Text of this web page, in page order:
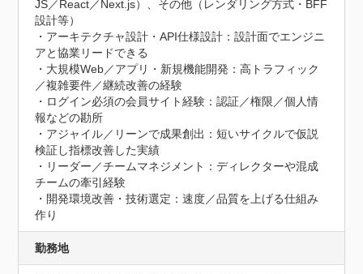
JS／React／Next.js）、その他（レンダリング方式・BFF
設計等）
・アーキテクチャ設計・API仕様設計：設計面でエンジニ
アと協業リードできる
・大規模Web／アプリ・新規機能開発：高トラフィック
／複雑要件／継続改善の経験
・ログイン必須の会員サイト経験：認証／権限／個人情
報などの勘所
・アジャイル／リーンで成果創出：短いサイクルで仮説
検証し指標改善した実績
・リーダー／チームマネジメント：ディレクターや混成
チームの牽引経験
・開発環境改善・技術選定：速度／品質を上げる仕組み
作り
勤務地